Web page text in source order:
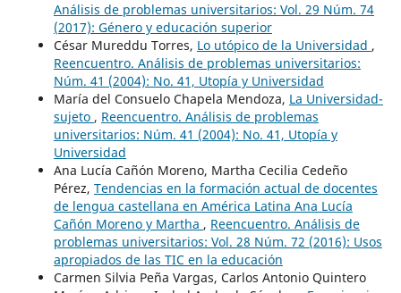
Análisis de problemas universitarios: Vol. 29 Núm. 74
(2017): Género y educación superior
César Mureddu Torres, Lo utópico de la Universidad ,
Reencuentro. Análisis de problemas universitarios:
Núm. 41 (2004): No. 41, Utopía y Universidad
María del Consuelo Chapela Mendoza, La Universidad-
sujeto , Reencuentro. Análisis de problemas
universitarios: Núm. 41 (2004): No. 41, Utopía y
Universidad
Ana Lucía Cañón Moreno, Martha Cecilia Cedeño
Pérez, Tendencias en la formación actual de docentes
de lengua castellana en América Latina Ana Lucía
Cañón Moreno y Martha , Reencuentro. Análisis de
problemas universitarios: Vol. 28 Núm. 72 (2016): Usos
apropiados de las TIC en la educación
Carmen Silvia Peña Vargas, Carlos Antonio Quintero